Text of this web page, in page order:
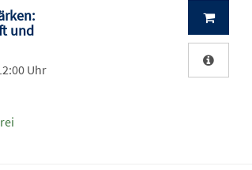
und
Uhr